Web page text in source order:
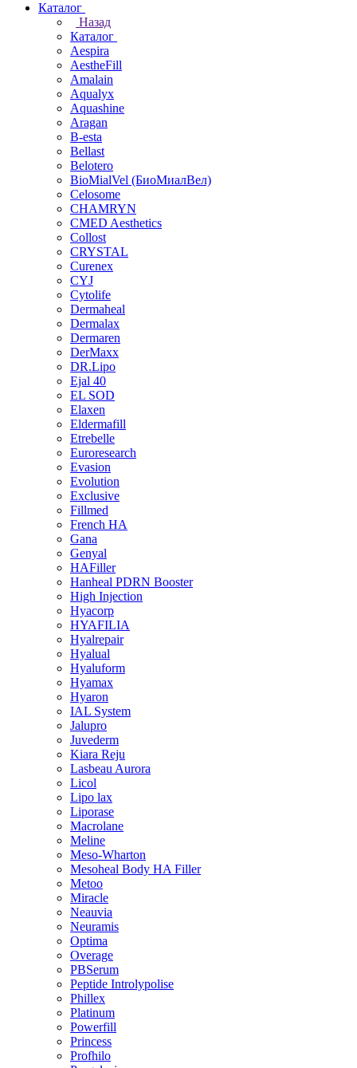
Каталог
Назад
Каталог
Aespira
AestheFill
Amalain
Aqualyx
Aquashine
Aragan
B-esta
Bellast
Belotero
BioMialVel (БиоМиалВел)
Celosome
CHAMRYN
CMED Aesthetics
Collost
CRYSTAL
Curenex
CYJ
Cytolife
Dermaheal
Dermalax
Dermaren
DerMaxx
DR.Lipo
Ejal 40
EL SOD
Elaxen
Eldermafill
Etrebelle
Euroresearch
Evasion
Evolution
Exclusive
Fillmed
French HA
Gana
Genyal
HAFiller
Hanheal PDRN Booster
High Injection
Hyacorp
HYAFILIA
Hyalrepair
Hyalual
Hyaluform
Hyamax
Hyaron
IAL System
Jalupro
Juvederm
Kiara Reju
Lasbeau Aurora
Licol
Lipo lax
Liporase
Macrolane
Meline
Meso-Wharton
Mesoheal Body HA Filler
Metoo
Miracle
Neauvia
Neuramis
Optima
Overage
PBSerum
Peptide Introlypolise
Phillex
Platinum
Powerfill
Princess
Profhilo